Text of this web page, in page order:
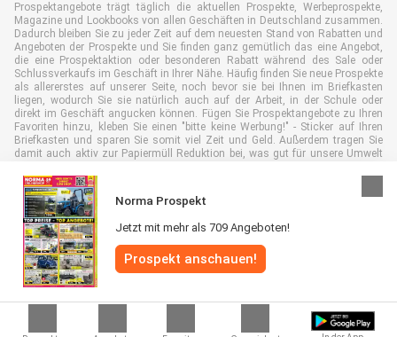
Norma Prospekt
Jetzt mit mehr als 709 Angeboten!
Prospekt anschauen!
Prospektangebote trägt täglich die aktuellen Prospekte, Werbeprospekte,
Magazine und Lookbooks von allen Geschäften in Deutschland zusammen.
Dadurch bleiben Sie zu jeder Zeit auf dem neuesten Stand von Rabatten und
Angeboten der Prospekte und Sie finden ganz gemütlich das eine Angebot,
die eine Prospektaktion oder besonderen Rabatt während des Sale oder
Schlussverkaufs im Geschäft in Ihrer Nähe. Häufig finden Sie neue Prospekte
als allererstes auf unserer Seite, noch bevor sie bei Ihnen im Briefkasten
liegen, wodurch Sie sie natürlich auch auf der Arbeit, in der Schule oder
direkt im Geschäft angucken können. Fügen Sie Prospektangebote zu Ihren
Favoriten hinzu, kleben Sie einen "bitte keine Werbung!" - Sticker auf Ihren
Briefkasten und sparen Sie somit viel Zeit und Geld. Außerdem tragen Sie
damit auch aktiv zur Papiermüll Reduktion bei, was gut für unsere Umwelt
Alle Rechte vorbehalten © Prospektangebote.de 2026 |
|Allgemeine Geschäftsbedingungen|Datenschutzerklärung